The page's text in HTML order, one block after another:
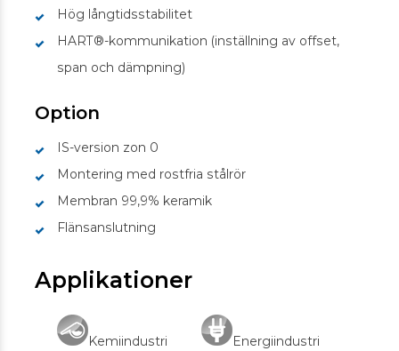
Hög långtidsstabilitet
HART®-kommunikation (inställning av offset,
span och dämpning)
Option
IS-version zon 0
Montering med rostfria stålrör
Membran 99,9% keramik
Flänsanslutning
Applikationer
Kemiindustri Energiindustri